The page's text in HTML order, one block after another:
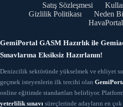
Satış Sözleşmesi
Gizlilik Politikası
Neden
HavaPortal
GemiPortal GASM Hazırlık ile
Sınavlarına Eksiksiz Hazırlanın!
Denizcilik sektöründe yükselmek ve ehliyet
geçmek isteyenlerin ilk tercihi olan
online eğitimde standartları belirliyor.
yeterlilik sınavı süreçlerinde adayların en